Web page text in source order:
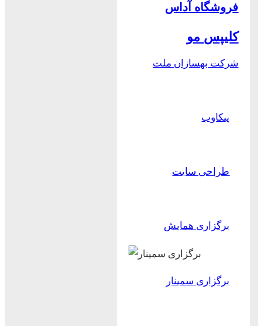
فروشگاه آداس
کلیپس مو
شرکت بهسازان ملت
پیکاوب
طراحی سایت
برگزاری همایش
برگزاری سمینار